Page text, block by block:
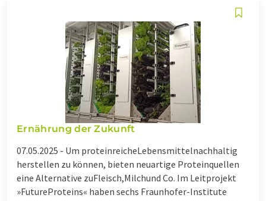
Ernährung der Zukunft
07.05.2025 - Um proteinreicheLebensmittelnachhaltig
herstellen zu können, bieten neuartige Proteinquellen
eine Alternative zuFleisch,Milchund Co. Im Leitprojekt
»FutureProteins« haben sechs Fraunhofer-Institute